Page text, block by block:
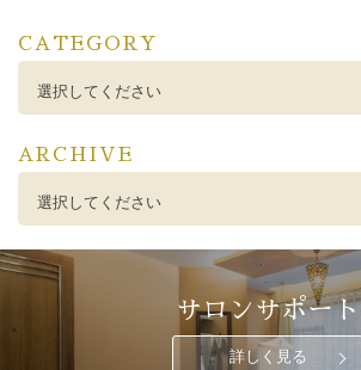
CATEGORY
選択してください
ARCHIVE
選択してください
サロンサポート
詳しく見る